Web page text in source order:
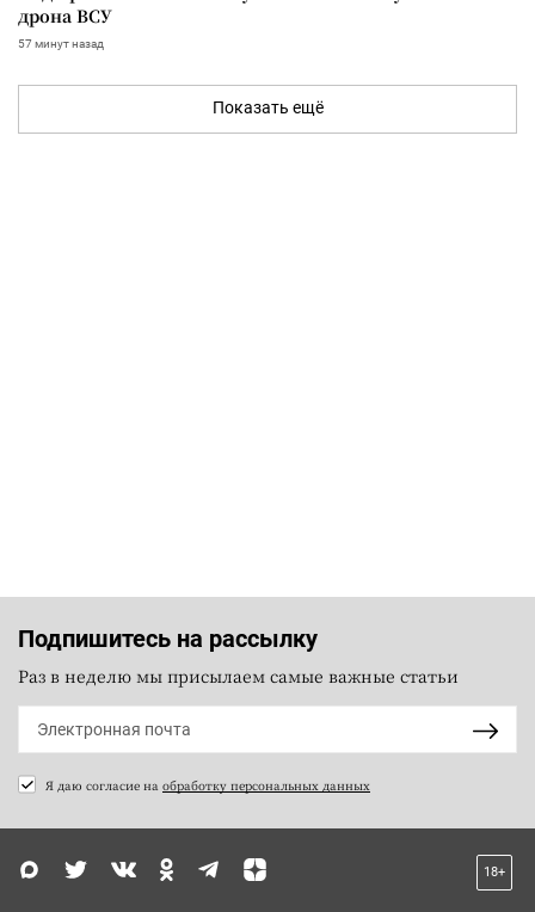
дрона ВСУ
57 минут назад
Показать ещё
Подпишитесь на рассылку
Раз в неделю мы присылаем самые важные статьи
Я даю согласие на обработку персональных данных
18+